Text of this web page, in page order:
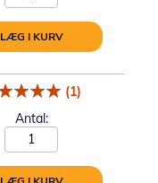
LÆG I KURV
(1)
Antal:
LÆG I KURV